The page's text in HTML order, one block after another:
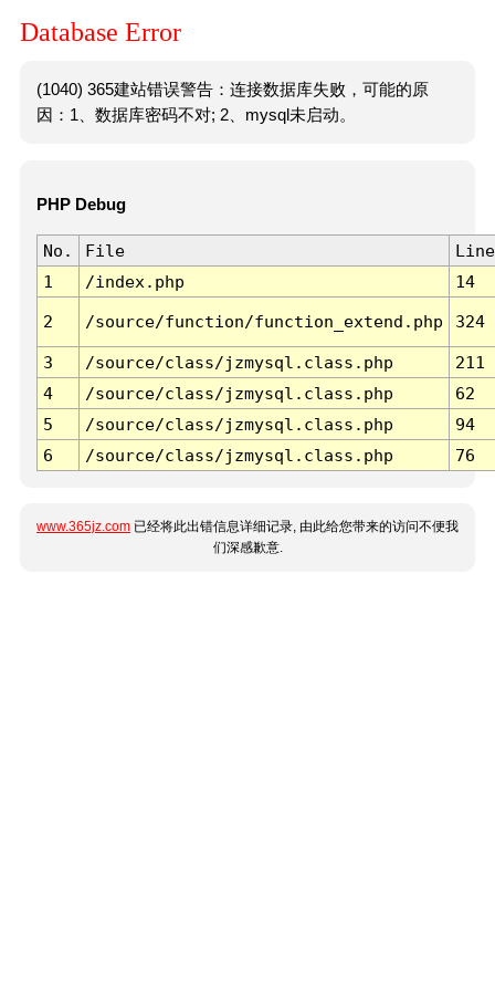
Database Error
(1040) 365建站错误警告：连接数据库失败，可能的原
因：1、数据库密码不对; 2、mysql未启动。
PHP Debug
No. File
Line
1
/index.php 14
2 /source/function/function_extend.php 324
3 /source/class/jzmysql.class.php
211
4
/source/class/jzmysql.class.php
62
5
/source/class/jzmysql.class.php
94
6
/source/class/jzmysql.class.php 76
www.365jz.com 已经将此出错信息详细记录, 由此给您带来的访问不便我
们深感歉意.